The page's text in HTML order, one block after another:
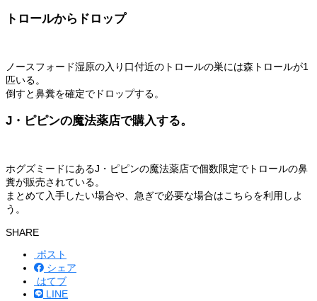
トロールからドロップ
ノースフォード湿原の入り口付近のトロールの巣には森トロールが1
匹いる。
倒すと鼻糞を確定でドロップする。
J・ピピンの魔法薬店で購入する。
ホグズミードにあるJ・ピピンの魔法薬店で個数限定でトロールの鼻
糞が販売されている。
まとめて入手したい場合や、急ぎで必要な場合はこちらを利用しよ
う。
SHARE
ポスト
シェア
はてブ
LINE